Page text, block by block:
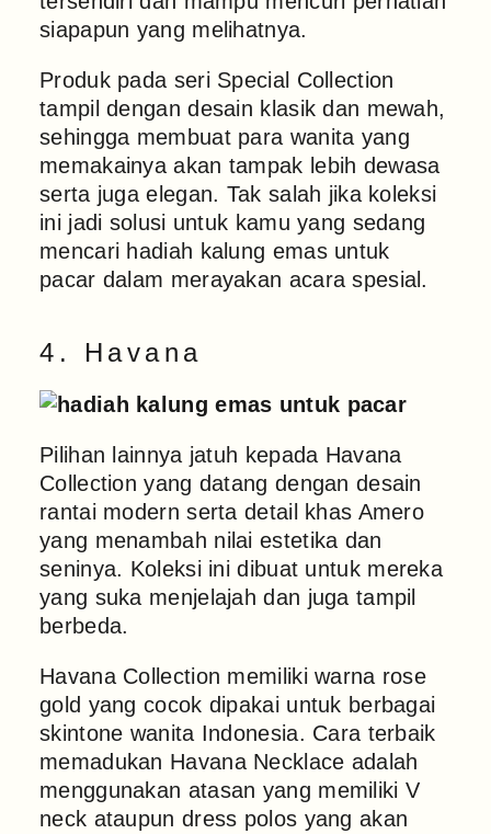
siapapun yang melihatnya.
Produk pada seri Special Collection
tampil dengan desain klasik dan mewah,
sehingga membuat para wanita yang
memakainya akan tampak lebih dewasa
serta juga elegan. Tak salah jika koleksi
ini jadi solusi untuk kamu yang sedang
mencari hadiah kalung emas untuk
pacar dalam merayakan acara spesial.
4. Havana
Pilihan lainnya jatuh kepada Havana
Collection yang datang dengan desain
rantai modern serta detail khas Amero
yang menambah nilai estetika dan
seninya. Koleksi ini dibuat untuk mereka
yang suka menjelajah dan juga tampil
berbeda.
Havana Collection memiliki warna rose
gold yang cocok dipakai untuk berbagai
skintone wanita Indonesia. Cara terbaik
memadukan Havana Necklace adalah
menggunakan atasan yang memiliki V
neck ataupun dress polos yang akan